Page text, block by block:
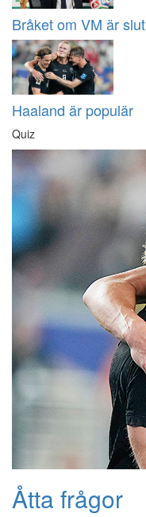
Bråket om VM är slut
Haaland är populär
Quiz
Åtta frågor